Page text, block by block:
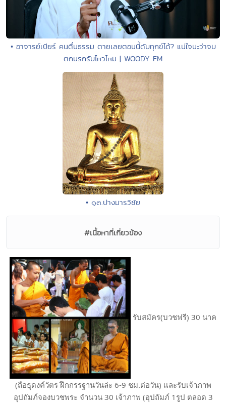
• อาจารย์เบียร์ คนตื่นธรรม ตายเลยตอนนี้ดับทุกข์ได้? แน่ใจนะว่าจบ
ตกนรกรับไหวไหม | WOODY FM
• ๑๓.ปางมารวิชัย
#เนื้อหาที่เกี่ยวข้อง
รับสมัคร(บวชฟรี) 30 นาค
(ถือธุดงค์วัตร ฝึกกรรฐานวันล่ะ 6-9 ชม.ต่อวัน) เเละรับเจ้าภาพ
อุปถัมภ์จองบวชพระ จำนวน 30 เจ้าภาพ (อุปถัมภ์ 1รูป ตลอด 3